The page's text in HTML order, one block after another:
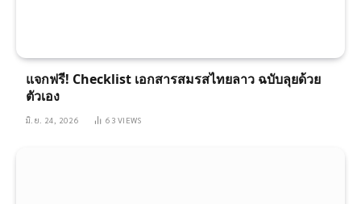
แจกฟรี! Checklist เอกสารสมรสไทยลาว ฉบับลุยด้วย
ตัวเอง
มิ.ย. 24, 2026 63VIEWS